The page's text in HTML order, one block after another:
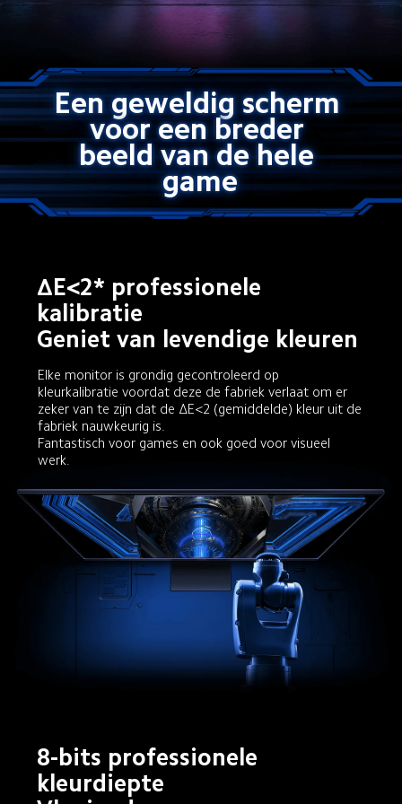
Een geweldig scherm
voor een breder
beeld van de hele
game
ΔE<2* professionele
kalibratie
Geniet van levendige kleuren
Elke monitor is grondig gecontroleerd op
kleurkalibratie voordat deze de fabriek verlaat om er
zeker van te zijn dat de ΔE<2 (gemiddelde) kleur uit de
fabriek nauwkeurig is.
Fantastisch voor games en ook goed voor visueel
werk.
8-bits professionele
kleurdiepte